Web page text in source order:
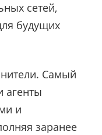
сетей,
будущих
Самый
агенты
и
заранее